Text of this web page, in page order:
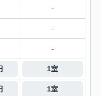
-
-
-
1室
1室